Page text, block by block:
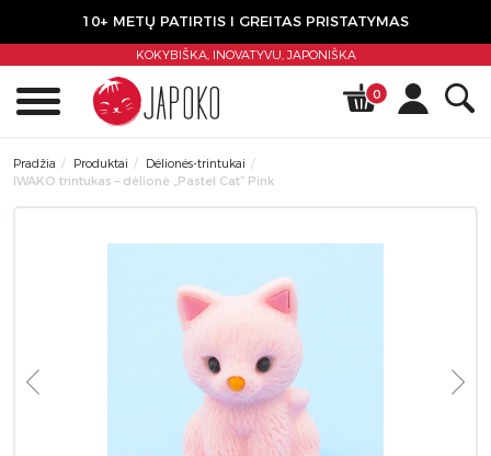
10+ METŲ PATIRTIS I GREITAS PRISTATYMAS
KOKYBIŠKA, INOVATYVU,JAPONIŠKA
0
Pradžia Produktai
Dėlionės-trintukai
IWAKO trintukas – dėlionė „Pastel Cat” Pink